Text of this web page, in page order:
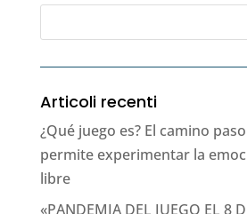
Articoli recenti
¿Qué juego es? El camino
permite experimentar la
libre
«PANDEMIA DEL JUEGO EL 8